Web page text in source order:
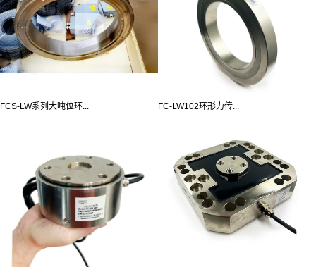
FCS-LW系列大吨位环... FC-LW102环形力传...